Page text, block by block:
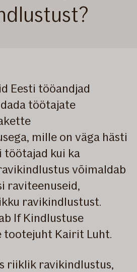
Eesti tööandjad
töötajate
mille on väga hästi
töötajad kui ka
võimaldab
raviteenuseid,
ravikindlustust.
If Kindlustuse
tootejuht Kairit Luht.
riiklik ravikindlustus,